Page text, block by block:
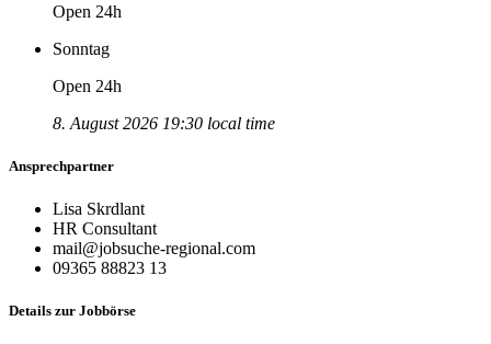
Open 24h
Sonntag
Open 24h
8. August 2026 19:30 local time
Ansprechpartner
Lisa Skrdlant
HR Consultant
mail@jobsuche-regional.com
09365 88823 13
Details zur Jobbörse